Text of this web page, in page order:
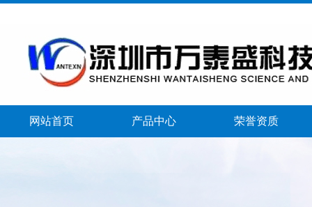
网站首页 产品中心 荣誉资质